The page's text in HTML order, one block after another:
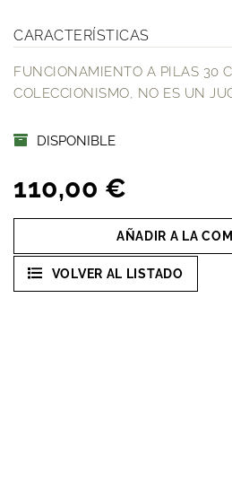
CARACTERÍSTICAS
FUNCIONAMIENTO A PILAS 30
COLECCIONISMO, NO ES UN
DISPONIBLE
110,00 €
AÑADIR A LA
VOLVER AL LISTADO